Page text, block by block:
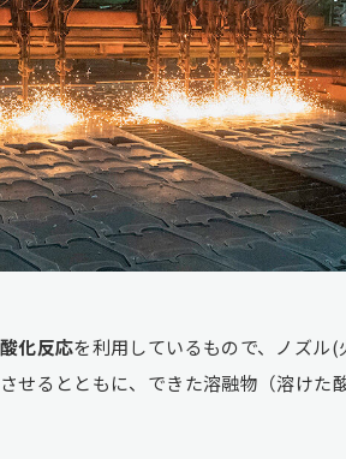
化反応を利用しているもので、ノズル
せるとともに、できた溶融物（溶けた